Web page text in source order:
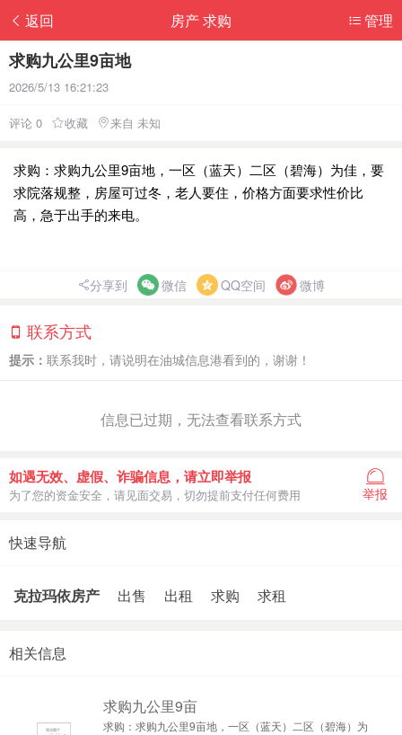
返回 管理
房产 求购
求购九公里9亩地
2026/5/13 16:21:23
评论 0 收藏 来自 未知
求购：求购九公里9亩地，一区（蓝天）二区（碧海）为佳，要
求院落规整，房屋可过冬，老人要住，价格方面要求性价比
高，急于出手的来电。
分享到 微信 QQ空间 微博
联系方式
提示： 联系我时，请说明在油城信息港看到的，谢谢！
信息已过期，无法查看联系方式
如遇无效、虚假、诈骗信息，请立即举报
为了您的资金安全，请见面交易，切勿提前支付任何费用 举报
快速导航
克拉玛依房产 出售 出租 求购 求租
相关信息
求购九公里9亩
求购：求购九公里9亩地，一区（蓝天）二区（碧海）为